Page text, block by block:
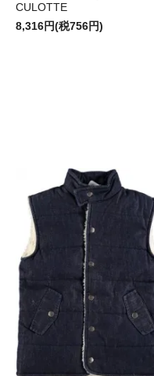
CULOTTE
8,316円(税756円)